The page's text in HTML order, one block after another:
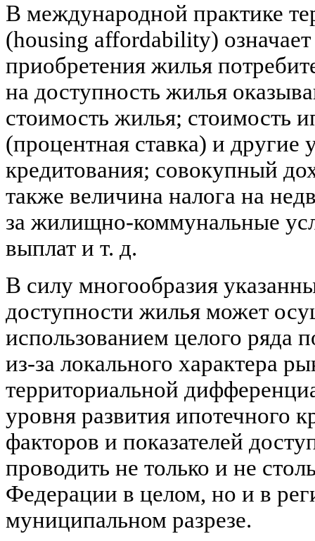
В международной практике
(housing affordability)
приобретения жилья
на доступность жилья
стоимость жилья; стоимость
(процентная ставка) и другие
кредитования; совокупный
также величина налога на
за жилищно-коммунальные
выплат и т. д.
В силу многообразия
доступности жилья может
использованием целого ряда
из-за локального характера
территориальной
уровня развития ипотечного
факторов и показателей
проводить не только и не
Федерации в целом, но и в
муниципальном разрезе.